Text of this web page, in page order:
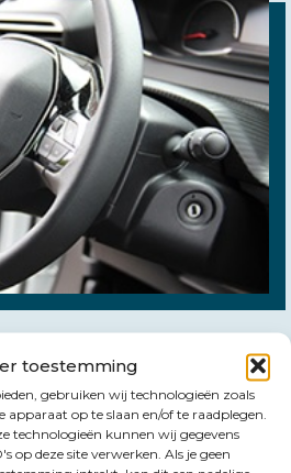
toestemming
gebruiken wij technologieën zoals
op te slaan en/of te raadplegen.
technologieën kunnen wij gegevens
op deze site verwerken. Als je geen